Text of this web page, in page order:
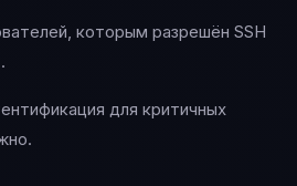
которым разрешён SSH
для критичных